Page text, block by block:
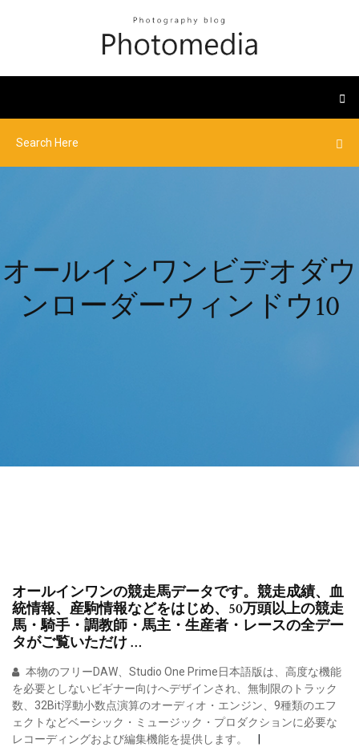
オールインワンビデオダウ
ンローダーウィンドウ10
オールインワンの競走馬データです。競走成績、血
統情報、産駒情報などをはじめ、50万頭以上の競走
馬・騎手・調教師・馬主・生産者・レースの全デー
タがご覧いただけ …
本物のフリーDAW、Studio One Prime日本語版は、高度な機能
を必要としないビギナー向けへデザインされ、無制限のトラック
数、32Bit浮動小数点演算のオーディオ・エンジン、9種類のエフ
ェクトなどベーシック・ミュージック・プロダクションに必要な
レコーディングおよび編集機能を提供します。